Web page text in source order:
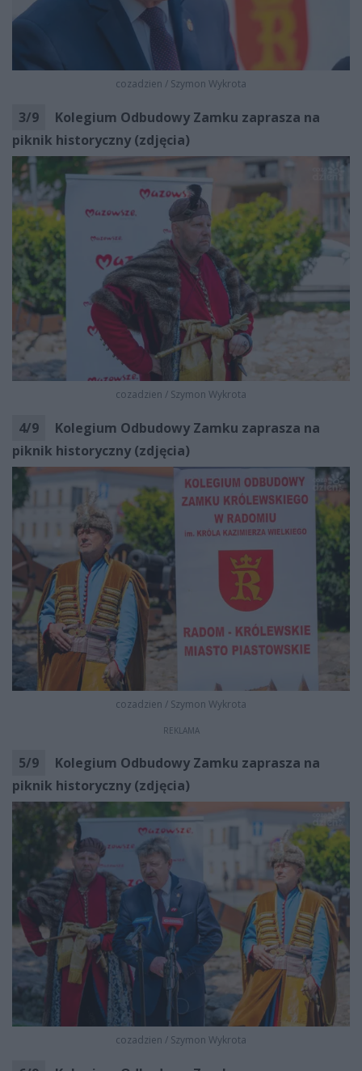
cozadzien / Szymon Wykrota
3/9
Kolegium Odbudowy Zamku zaprasza na
piknik historyczny (zdjęcia)
cozadzien / Szymon Wykrota
4/9
Kolegium Odbudowy Zamku zaprasza na
piknik historyczny (zdjęcia)
cozadzien / Szymon Wykrota
REKLAMA
5/9
Kolegium Odbudowy Zamku zaprasza na
piknik historyczny (zdjęcia)
cozadzien / Szymon Wykrota